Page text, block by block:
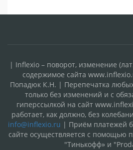
| Inflexio – поворот, изменение
содержимое сайта
Попадюк К.Н. | Перепечатка
только без изменений и с
гиперссылкой на сайт
работает, как должно, без
info@inflexio.ru | Приём платежей
сайте осуществляется с помощью
"Тинькофф» и